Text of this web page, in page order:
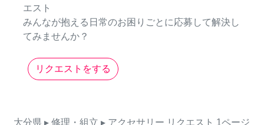
エスト
みんなが抱える日常のお困りごとに応募して解決し
てみませんか？
リクエストをする
大分県 ▸ 修理・組立 ▸ アクセサリー リクエスト 1ページ